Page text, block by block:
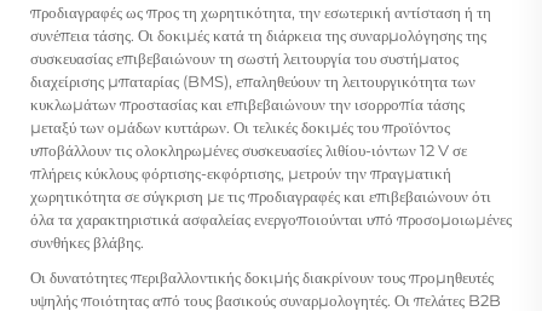
προδιαγραφές ως προς τη χωρητικότητα, την εσωτερική αντίσταση ή τη
συνέπεια τάσης. Οι δοκιμές κατά τη διάρκεια της συναρμολόγησης της
συσκευασίας επιβεβαιώνουν τη σωστή λειτουργία του συστήματος
διαχείρισης μπαταρίας (BMS), επαληθεύουν τη λειτουργικότητα των
κυκλωμάτων προστασίας και επιβεβαιώνουν την ισορροπία τάσης
μεταξύ των ομάδων κυττάρων. Οι τελικές δοκιμές του προϊόντος
υποβάλλουν τις ολοκληρωμένες συσκευασίες λιθίου-ιόντων 12 V σε
πλήρεις κύκλους φόρτισης-εκφόρτισης, μετρούν την πραγματική
χωρητικότητα σε σύγκριση με τις προδιαγραφές και επιβεβαιώνουν ότι
όλα τα χαρακτηριστικά ασφαλείας ενεργοποιούνται υπό προσομοιωμένες
συνθήκες βλάβης.
Οι δυνατότητες περιβαλλοντικής δοκιμής διακρίνουν τους προμηθευτές
υψηλής ποιότητας από τους βασικούς συναρμολογητές. Οι πελάτες B2B